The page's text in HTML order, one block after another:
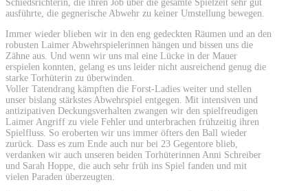
Schiedsrichterin, die ihren Job über die gesamte Spielzeit sehr gut
ausführte, die gegnerische Abwehr zu keiner Umstellung bewegen.
Immer wieder blieben wir in den eng gedeckten Räumen und an den
robusten Laimer Abwehrspielerinnen hängen und bissen uns die
Zähne aus. Und wenn wir uns mal eine Lücke in der Mauer
erspielen konnten, gelang es uns leider nicht ausreichend genug die
starke Torhüterin zu überwinden.
Voller Tatendrang kämpften die Forst-Ladies weiter und stellen
unser bislang stärkstes Abwehrspiel entgegen. Mit intensiven und
antizipativen Deckungsverhalten zwangen wir den spielfreudigen
Laimer Angriff zu viele Fehler und unterbrachen frühzeitig ihren
Spielfluss. So eroberten wir uns immer öfters den Ball wieder
zurück. Dass es zum Ende auch nur bei 23 Gegentore blieb,
verdanken wir auch unseren beiden Torhüterinnen Anni Schreiber
und Sarah Hoppe, die auch sehr früh ins Spiel fanden und mit
vielen Paraden überzeugten.